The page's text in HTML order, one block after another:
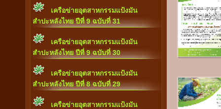
เครือข่ายอุตสาหกรรมแป้งมัน
สำปะหลังไทย ปีที่ 9 ฉบับที่ 31
เครือข่ายอุตสาหกรรมแป้งมัน
สำปะหลังไทย ปีที่ 9 ฉบับที่ 30
เครือข่ายอุตสาหกรรมแป้งมัน
สำปะหลังไทย ปีที่ 8 ฉบับที่ 29
เครือข่ายอุตสาหกรรมแป้งมัน